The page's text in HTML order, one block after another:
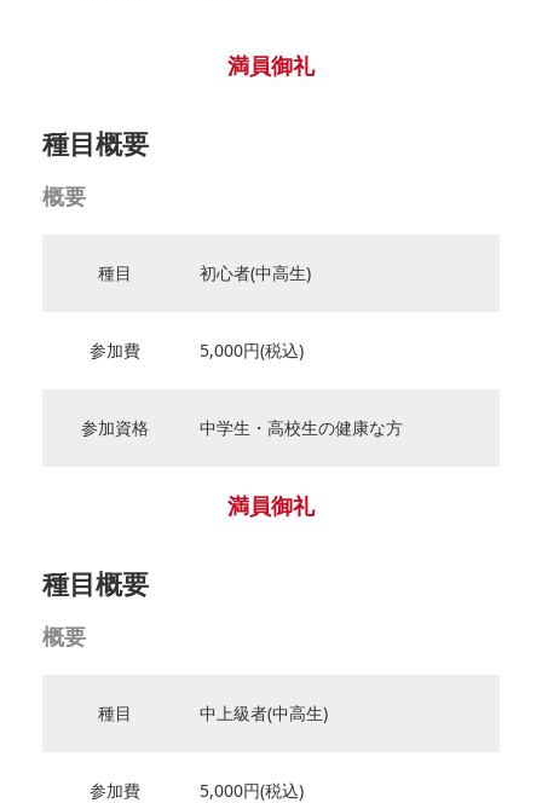
満員御礼
種目概要
概要
種目 初心者(中高生)
参加費 5,000円(税込)
参加資格 中学生・高校生の健康な方
満員御礼
種目概要
概要
種目 中上級者(中高生)
参加費 5,000円(税込)